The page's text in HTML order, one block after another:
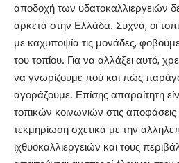
αποδοχή των υδατοκαλλιεργειών
αρκετά στην Ελλάδα. Συχνά, οι
με καχυποψία τις μονάδες,
του τοπίου. Για να αλλάξει αυτό,
να γνωρίζουμε πού και πώς
αγοράζουμε. Επίσης απαραίτητη
τοπικών κοινωνιών στις αποφάσεις
τεκμηρίωση σχετικά με την
ιχθυοκαλλιεργειών και τους